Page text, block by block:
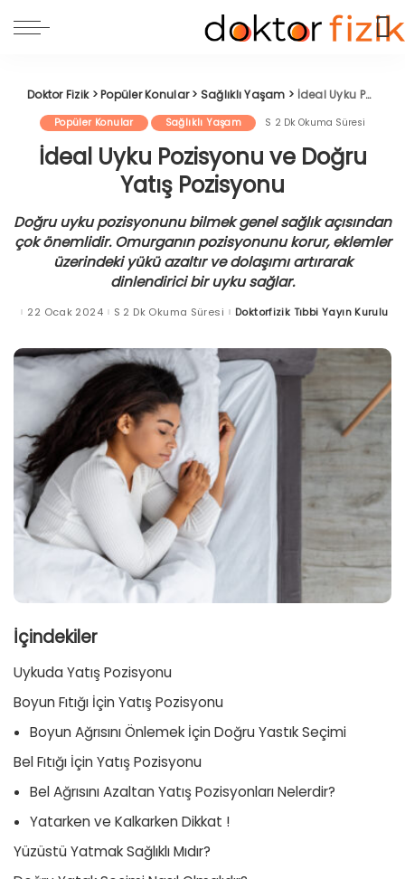
Doktor Fizik>Popüler Konular> Sağlıklı Yaşam > İdeal Uyku Pozisyonu ve Doğru Yatış Pozisyonu
Popüler Konular Sağlıklı Yaşam 2 Dk Okuma Süresi
İdeal Uyku Pozisyonu ve Doğru
Yatış Pozisyonu
Doğru uyku pozisyonunu bilmek genel sağlık açısından
çok önemlidir. Omurganın pozisyonunu korur, eklemler
üzerindeki yükü azaltır ve dolaşımı artırarak
dinlendirici bir uyku sağlar.
22 Ocak 2024 2 Dk Okuma Süresi Posted
Doktorfizik Tıbbi Yayın Kurulu
İçindekiler
Uykuda Yatış Pozisyonu
Boyun Fıtığı İçin Yatış Pozisyonu
Boyun Ağrısını Önlemek İçin Doğru Yastık Seçimi
Bel Fıtığı İçin Yatış Pozisyonu
Bel Ağrısını Azaltan Yatış Pozisyonları Nelerdir?
Yatarken ve Kalkarken Dikkat !
Yüzüstü Yatmak Sağlıklı Mıdır?